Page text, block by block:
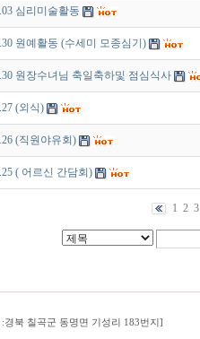
심리미술활동
원예활동 (수세미 모종심기)
원장수녀님 축일축하및 점심식사
(외식)
(직원야유회)
( 어르신 간담회)
1 2 3
북 칠곡군 동명면 기성리 183번지]